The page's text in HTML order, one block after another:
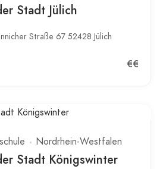
Stadt Jülich
Straße 67 52428 Jülich
€€
Nordrhein-Westfalen
Stadt Königswinter